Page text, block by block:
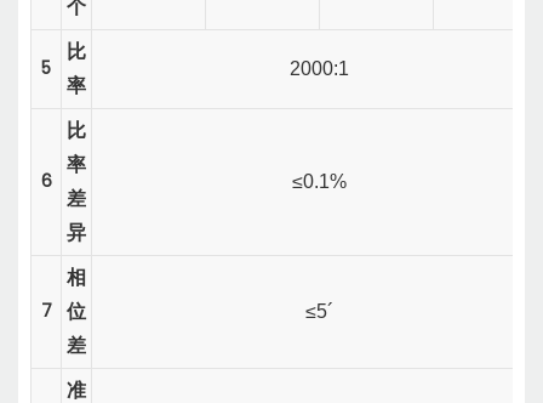
个
5
比
率
2000:1
6
比
率
差
异
≤0.1%
7
相
位
差
≤5´
准